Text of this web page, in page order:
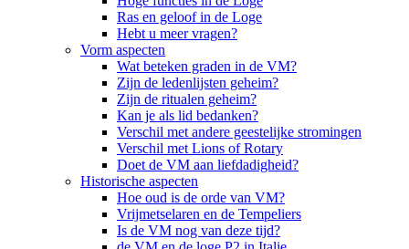
Ras en geloof in de Loge
Hebt u meer vragen?
Vorm aspecten
Wat beteken graden in de VM?
Zijn de ledenlijsten geheim?
Zijn de ritualen geheim?
Kan je als lid bedanken?
Verschil met andere geestelijke stromingen
Verschil met Lions of Rotary
Doet de VM aan liefdadigheid?
Historische aspecten
Hoe oud is de orde van VM?
Vrijmetselaren en de Tempeliers
Is de VM nog van deze tijd?